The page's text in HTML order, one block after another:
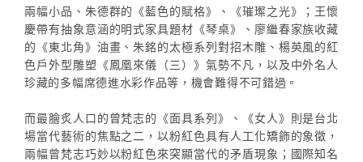
兩幅小品、朱德群的《藍色的賦格》、《璀璨之光》；王懷
慶帶有抽象意涵的明式家具題材《琴桌》、廖繼春家族收藏
的《東北角》油畫、朱銘的太極系列對招木雕、楊英風的紅
色戶外型雕塑《鳳凰來儀（三）》氣勢不凡，以及中外名人
珍藏的多幅席德進水彩作品等，機會難得不可錯過。
而最膾炙人口的曾梵志的《面具系列》、《女人》則是台北
場當代藝術的焦點之二，以粉紅色具有人工化矯飾的象徵，
兩幅曾梵志巧妙以粉紅色來突顯當代的矛盾現象；國際知名